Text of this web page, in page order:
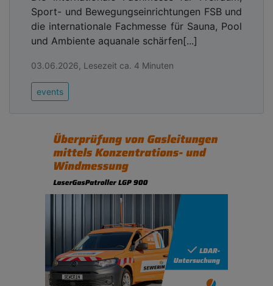
Sport- und Bewegungseinrichtungen FSB und
die internationale Fachmesse für Sauna, Pool
und Ambiente aquanale schärfen[...]
03.06.2026, Lesezeit ca. 4 Minuten
events